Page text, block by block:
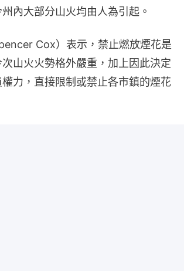
內大部分山火均由人為引起。
Cox）表示，禁止燃放煙花是
山火火勢格外嚴重，加上因此決定
力，直接限制或禁止各市鎮的煙花